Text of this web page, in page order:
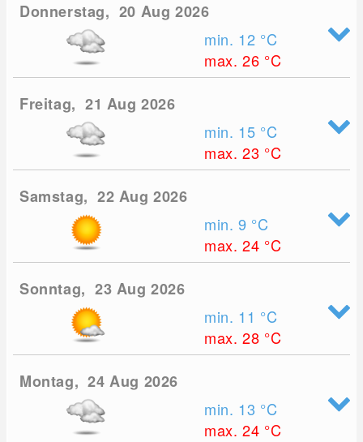
Donnerstag, 20 Aug 2026
min. 12 °C
max. 26 °C
Freitag, 21 Aug 2026
min. 15 °C
max. 23 °C
Samstag, 22 Aug 2026
min. 9 °C
max. 24 °C
Sonntag, 23 Aug 2026
min. 11 °C
max. 28 °C
Montag, 24 Aug 2026
min. 13 °C
max. 24 °C